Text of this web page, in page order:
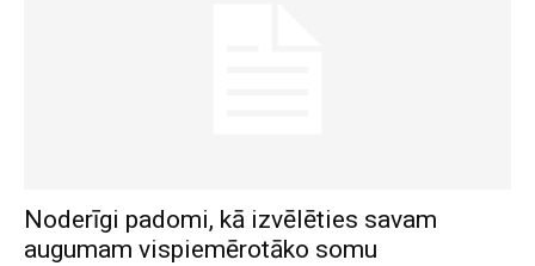
Noderīgi padomi, kā izvēlēties savam
augumam vispiemērotāko somu